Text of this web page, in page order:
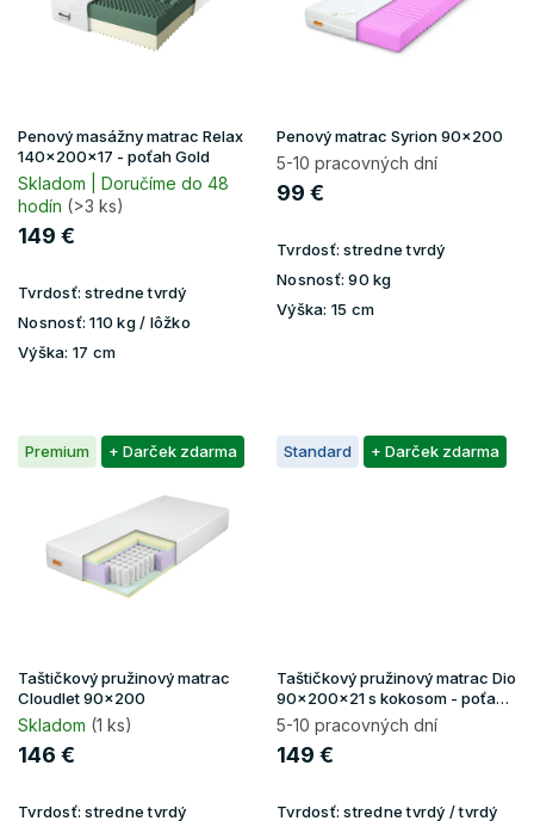
u
k
t
o
v
Penový masážny matrac Relax
140x200x17 - poťah Gold
Skladom | Doručíme do 48
hodín (>3 ks)
149 €
Tvrdosť: stredne tvrdý
Nosnosť:110 kg / lôžko
Výška: 17 cm
Penový matrac Syrion 90x200
5-10 pracovných dní
99 €
Tvrdosť: stredne tvrdý
Nosnosť: 90 kg
Výška: 15 cm
Premium + Darček zdarma
Taštičkový pružinový matrac
Cloudlet 90x200
Skladom (1 ks)
146 €
Tvrdosť: stredne tvrdý
Standard + Darček zdarma
Taštičkový pružinový matrac Dio
90x200x21 s kokosom - poťah
Gold
5-10 pracovných dní
149 €
Tvrdosť: stredne tvrdý / tvrdý